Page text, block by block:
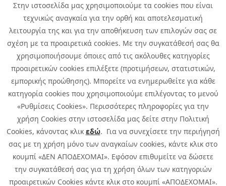
Στην ιστοσελίδα μας χρησιμοποιούμε τα cookies που είναι
τεχνικώς αναγκαία για την ορθή και αποτελεσματική
λειτουργία της και για την αποθήκευση των επιλογών σας σε
σχέση με τα προαιρετικά cookies. Με την συγκατάθεσή σας θα
χρησιμοποιήσουμε όποιες από τις ακόλουθες κατηγορίες
προαιρετικών cookies επιλέξετε (προτιμήσεων, στατιστικών,
εμπορικής προώθησης). Μπορείτε να ενημερωθείτε για κάθε
κατηγορία cookies που χρησιμοποιούμε επιλέγοντας το μενού
«Ρυθμίσεις Cookies». Περισσότερες πληροφορίες για την
χρήση Cookies στην ιστοσελίδα μας δείτε στην Πολιτική
Cookies, κάνοντας κλικ εδώ. Για να συνεχίσετε την περιήγησή
σας με τη χρήση μόνο των αναγκαίων cookies, κάντε κλικ στο
κουμπί «ΔΕΝ ΑΠΟΔΕΧΟΜΑΙ». Εφόσον επιθυμείτε να δώσετε
την συγκατάθεσή σας για τη χρήση όλων των κατηγοριών
προαιρετικών Cookies κάντε κλικ στο κουμπί «ΑΠΟΔΕΧΟΜΑΙ».
Media Kit
Καριέρα
Όμιλος Quest
Site Map